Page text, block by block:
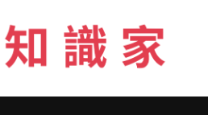
至
主
要